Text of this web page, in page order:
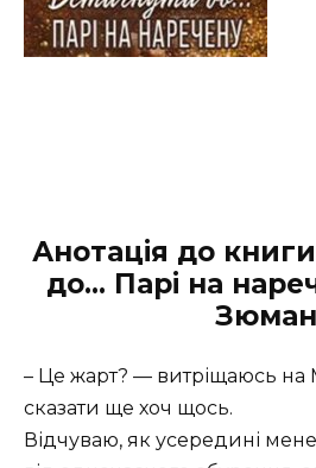
Анотація до
до… Парі на
Зюман
– Це жарт? — витріщаюсь на
сказати ще хоч щось.
Відчуваю, як усередині